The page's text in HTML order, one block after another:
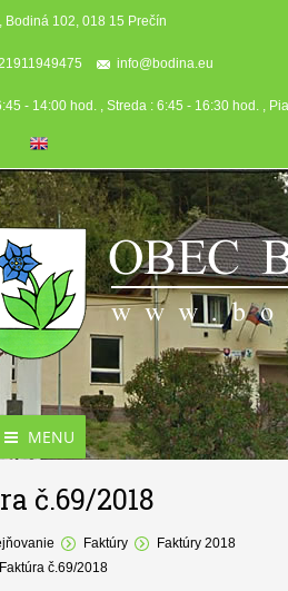
Bodiná 102, 018 15 Prečín
info@bodina.eu
- 14:00 hod. , Streda : 6:45 - 16:30 hod. ,
MENU
č.69/2018
Faktúry
Faktúry 2018
Faktúra č.69/2018